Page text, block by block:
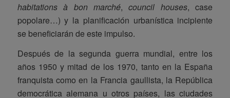
habitations à bon marché,council houses, case
popolare…) y la planificación urbanística incipiente
se beneficiarán de este impulso.
Después de la segunda guerra mundial, entre los
años 1950 y mitad de los 1970, tanto en la España
franquista como en la Francia gaullista, la República
democrática alemana u otros países, las ciudades